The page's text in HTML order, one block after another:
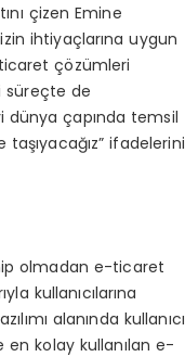
çizen Emine
ihtiyaçlarına uygun
ticaret çözümleri
süreçte de
dünya çapında temsil
ifadelerini
olmadan e-ticaret
kullanıcılarına
alanında kullanıcı
kolay kullanılan e-